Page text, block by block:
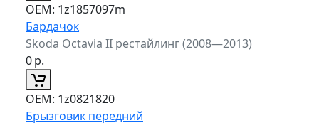
ОЕМ: 1z1857097m
Бардачок
Skoda Octavia II рестайлинг (2008—2013)
0р.
ОЕМ: 1z0821820
Брызговик передний